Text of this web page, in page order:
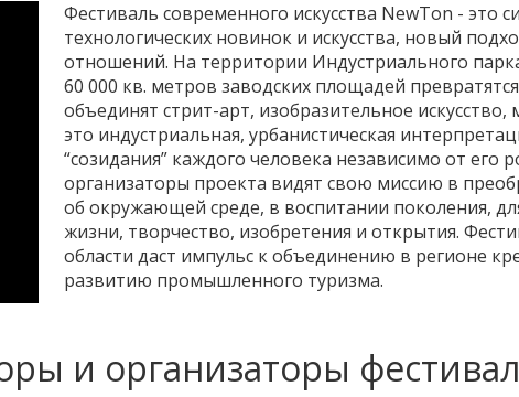
Фестиваль современного искусства NewTon - это
технологических новинок и искусства, новый
отношений. На территории Индустриального
60 000 кв. метров заводских площадей
объединят стрит-арт, изобразительное
это индустриальная, урбанистическая
“созидания” каждого человека независимо от
организаторы проекта видят свою миссию в
об окружающей среде, в воспитании поколения,
жизни, творчество, изобретения и открытия.
области даст импульс к объединению в регионе
развитию промышленного туризма.
и организаторы